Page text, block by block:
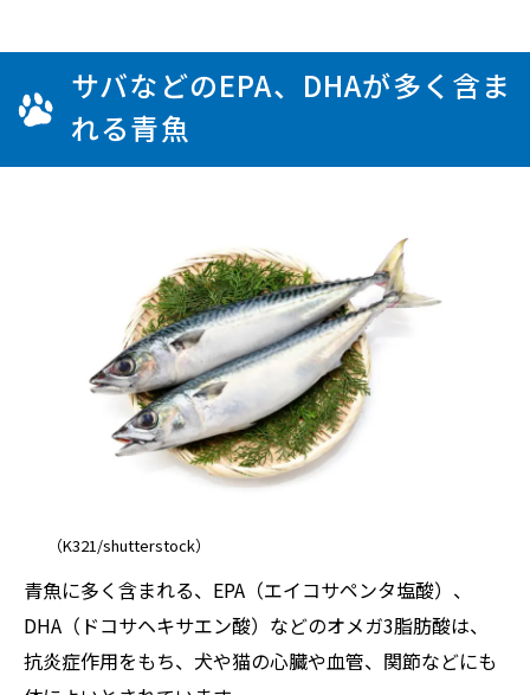
サバなどのEPA、DHAが多く含ま
れる青魚
（K321/shutterstock）
青魚に多く含まれる、EPA（エイコサペンタ塩酸）、
DHA（ドコサヘキサエン酸）などのオメガ3脂肪酸は、
抗炎症作用をもち、犬や猫の心臓や血管、関節などにも